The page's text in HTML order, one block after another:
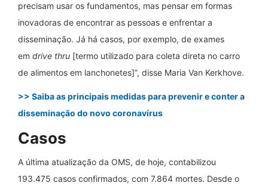
precisam usar os fundamentos, mas pensar em formas
inovadoras de encontrar as pessoas e enfrentar a
disseminação. Já há casos, por exemplo, de exames
em drive thru [termo utilizado para coleta direta no carro
de alimentos em lanchonetes]”, disse Maria Van Kerkhove.
>> Saiba as principais medidas para prevenir e conter a
disseminação do novo coronavírus
Casos
A última atualização da OMS, de hoje, contabilizou
193.475 casos confirmados, com 7.864 mortes. Desde o